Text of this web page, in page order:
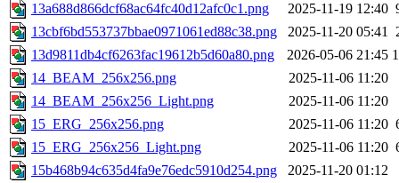
13a688d866dcf68ac64fc40d12afc0c1.png
2025-11-19 12:40
13cbf6bd553737bbae0971061ed88c38.png
2025-11-20 05:41
13d9811db4cf6263fac19612b5d60a80.png
2026-05-06 21:45
14_BEAM_256x256.png
2025-11-06 11:20
14_BEAM_256x256_Light.png
2025-11-06 11:20
15_ERG_256x256.png
2025-11-06 11:20
15_ERG_256x256_Light.png
2025-11-06 11:20
15b468b94c635d4fa9e76edc5910d254.png
2025-11-20 01:12